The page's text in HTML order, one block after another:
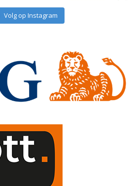
Volg op Instagram